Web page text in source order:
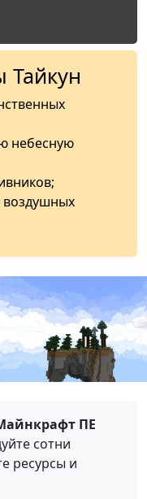
Тайкун
небесную
ПЕ
сотни
ресурсы и